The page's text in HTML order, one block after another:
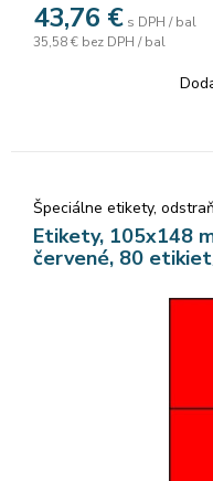
43,76 € s DPH / bal
35,58 € bez DPH / bal
Špeciálne etikety,
Etikety, 105x148
červené, 80